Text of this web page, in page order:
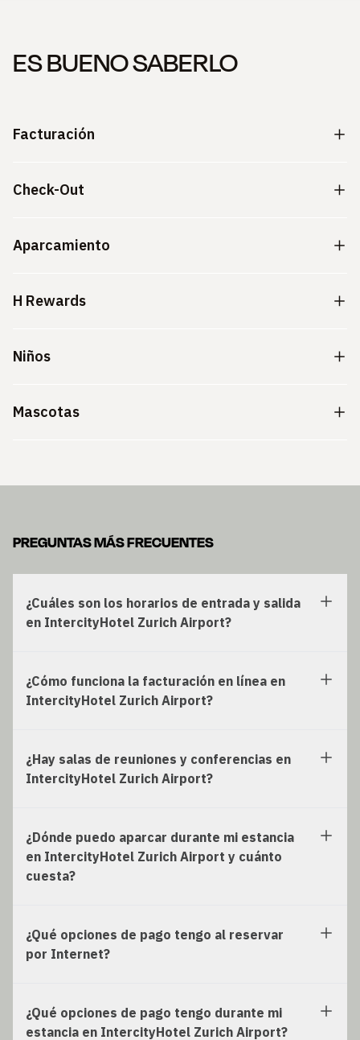
ES BUENO SABERLO
Facturación
Check-Out
Aparcamiento
H Rewards
Niños
Mascotas
PREGUNTAS MÁS FRECUENTES
¿Cuáles son los horarios de entrada y salida
en IntercityHotel Zurich Airport?
¿Cómo funciona la facturación en línea en
IntercityHotel Zurich Airport?
¿Hay salas de reuniones y conferencias en
IntercityHotel Zurich Airport?
¿Dónde puedo aparcar durante mi estancia
en IntercityHotel Zurich Airport y cuánto
cuesta?
¿Qué opciones de pago tengo al reservar
por Internet?
¿Qué opciones de pago tengo durante mi
estancia en IntercityHotel Zurich Airport?